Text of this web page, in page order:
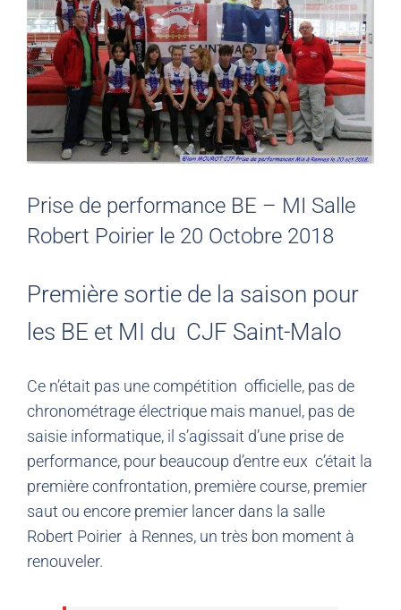
Prise de performance BE – MI Salle
Robert Poirier le 20 Octobre 2018
Première sortie de la saison pour
les BE et MI du CJF Saint-Malo
Ce n’était pas une compétition officielle, pas de
chronométrage électrique mais manuel, pas de
saisie informatique, il s’agissait d’une prise de
performance, pour beaucoup d’entre eux c’était la
première confrontation, première course, premier
saut ou encore premier lancer dans la salle
Robert Poirier à Rennes, un très bon moment à
renouveler.